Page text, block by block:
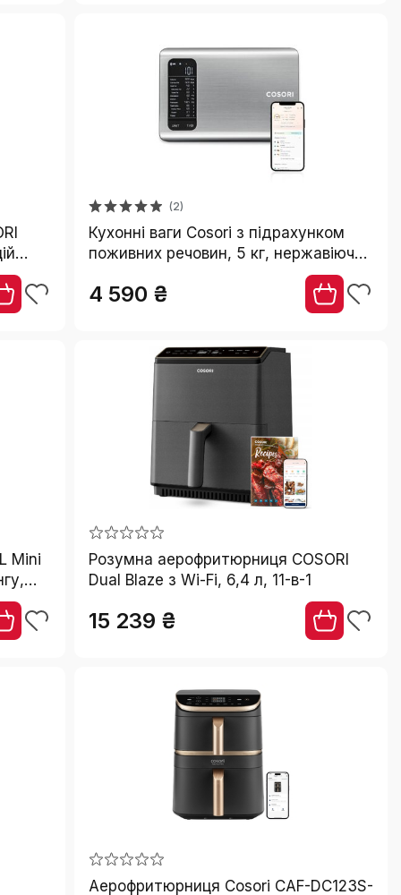
(2)
Кухонні ваги Cosori з підрахунком
поживних речовин, 5 кг, нержавіюча
сталь, для схуднення, з додатком,
відстежує 19 поживних речовин,
4 590 ₴
Mini
Розумна аерофритюрниця COSORI
Dual Blaze з Wi-Fi, 6,4 л, 11-в-1
15 239 ₴
Аерофритюрниця Cosori CAF-DC123S-